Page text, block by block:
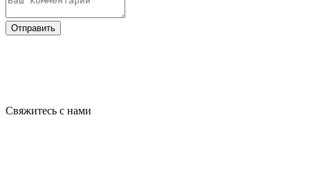
Отправить
Свяжитесь с нами